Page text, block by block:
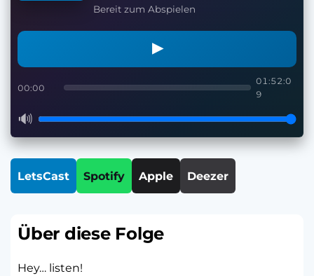
Bereit zum Abspielen
▶
00:00
01:52:0
9
🔊
LetsCast Spotify Apple Deezer
Über diese Folge
Hey… listen!